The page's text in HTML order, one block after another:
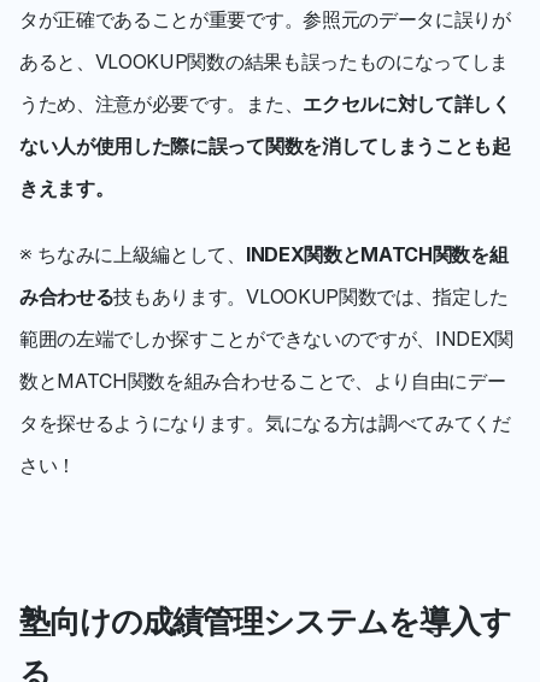
タが正確であることが重要です。参照元のデータに誤りが
あると、VLOOKUP関数の結果も誤ったものになってしま
うため、注意が必要です。また、 エクセルに対して詳しく
ない人が使用した際に誤って関数を消してしまうことも起
きえます。
※ ちなみに上級編として、 INDEX関数とMATCH関数を組
み合わせる技もあります。VLOOKUP関数では、指定した
範囲の左端でしか探すことができないのですが、INDEX関
数とMATCH関数を組み合わせることで、より自由にデー
タを探せるようになります。気になる方は調べてみてくだ
さい！
塾向けの成績管理システムを導入す
る